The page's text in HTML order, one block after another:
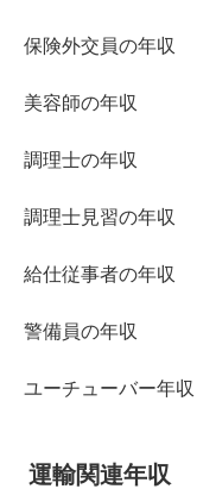
保険外交員の年収
美容師の年収
調理士の年収
調理士見習の年収
給仕従事者の年収
警備員の年収
ユーチューバー年収
運輸関連年収